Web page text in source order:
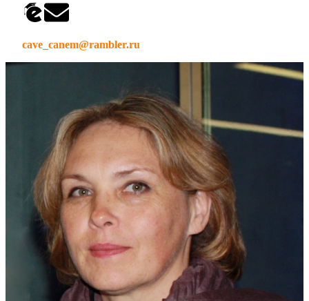
cave_canem@rambler.ru